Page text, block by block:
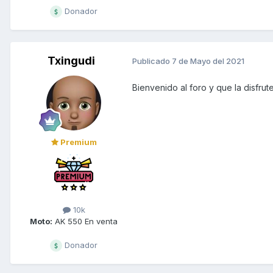
Donador
Txingudi
Premium
10k
Moto: AK 550 En venta
Donador
Publicado 7 de Mayo del 2021
Bienvenido al foro y que la